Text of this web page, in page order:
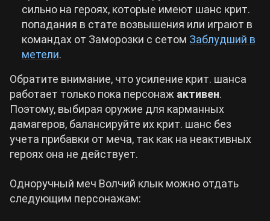
сильно на героях, которые имеют шанс крит.
попадания в стате возвышения или играют в
командах от Заморозки с сетом Заблудший в
метели.
Обратите внимание, что усиление крит. шанса
работает только пока персонаж активен.
Поэтому, выбирая оружие для карманных
дамагеров, балансируйте их крит. шанс без
учета прибавки от меча, так как на неактивных
героях она не действует.
Одноручный меч Волчий клык можно отдать
следующим персонажам: